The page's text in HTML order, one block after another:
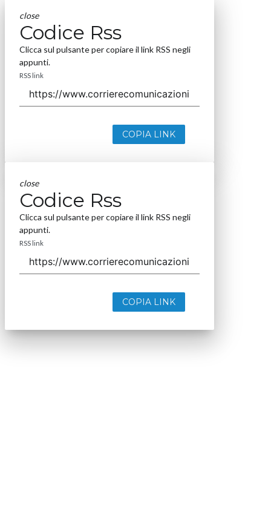
close
Codice Rss
Clicca sul pulsante per copiare il link RSS negli
appunti.
RSS link
COPIA LINK
close
Codice Rss
Clicca sul pulsante per copiare il link RSS negli
appunti.
RSS link
COPIA LINK